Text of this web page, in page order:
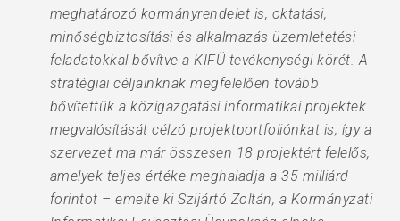
meghatározó kormányrendelet is, oktatási,
minőségbiztosítási és alkalmazás-üzemletetési
feladatokkal bővítve a KIFÜ tevékenységi körét. A
stratégiai céljainknak megfelelően tovább
bővítettük a közigazgatási informatikai projektek
megvalósítását célzó projektportfoliónkat is, így a
szervezet ma már összesen 18 projektért felelős,
amelyek teljes értéke meghaladja a 35 milliárd
forintot – emelte ki Szijártó Zoltán, a Kormányzati